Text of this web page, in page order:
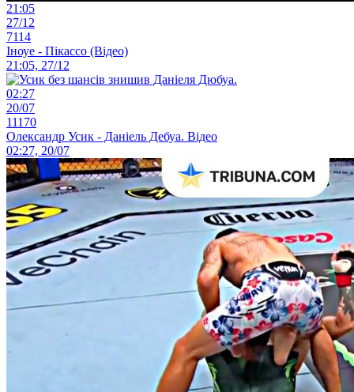
21:05
27/12
7114
Іноуе - Пікассо (Відео)
21:05, 27/12
02:27
20/07
11170
Олександр Усик - Даніель Дебуа. Відео
02:27, 20/07